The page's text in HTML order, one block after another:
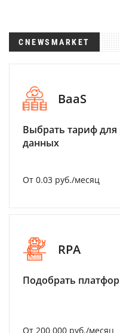
CNEWSMARKET
BaaS
Выбрать тариф для
данных
От 0.03 руб./месяц
RPA
Подобрать
От 200 000 руб./месяц